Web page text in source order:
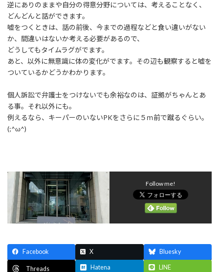
逆にありのままや自分の得意分野については、考えることなく、
どんどんと話ができます。
嘘をつくときは、話の前後、今までの過程などと食い違いがない
か、間違いはないか考える必要があるので、
どうしてもタイムラグがでます。
あと、以外に無意識に体の変化がでます。その辺も観察すると嘘を
ついているかどうかわかります。
個人訴訟で弁護士をつけないでも余裕なのは、証拠がちゃんとあ
る事。それ以外にも。
例えるなら、キーパーのいないPKをさらに５ｍ前で蹴るぐらい。
(;^ω^)
Follow me!
Facebook X Bluesky
Threads Hatena LINE